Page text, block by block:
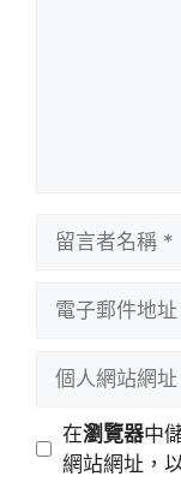
址
站
在瀏覽器中
網站網址，